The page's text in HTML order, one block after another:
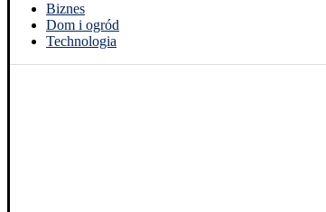
Biznes
Dom i ogród
Technologia